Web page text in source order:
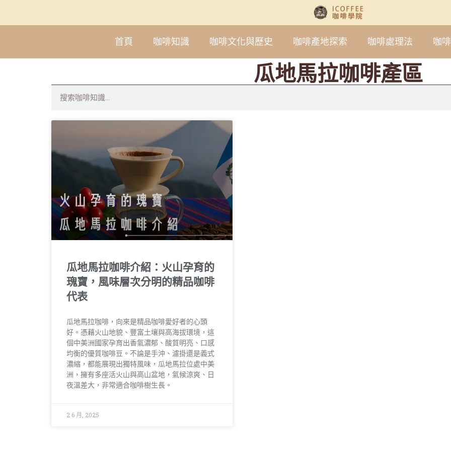
首頁 咖啡知識 咖啡文化與歷史 咖啡產地探索 咖啡處理法 咖
瓜地馬拉咖啡產區
瓜地馬拉咖啡介紹：火山孕育的
瑰寶，風味層次分明的精品咖啡
代表
瓜地馬拉咖啡，向來是精品咖啡愛好者的心頭
好。憑藉火山地貌、豐富土壤與高海拔環境，這
個中美洲國家孕育出香氣濃郁、酸質明亮、口感
均衡的優質咖啡豆。不論是手沖、濾掛還是義式
濃縮，都能展現出獨特風味，瓜地馬拉位處中美
洲，擁有多座活火山與高山盆地，氣候涼爽、日
夜溫差大，非常適合咖啡樹生長。
2 6 月, 2025